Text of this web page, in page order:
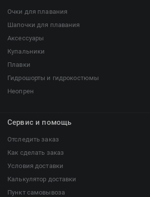
Очки для плавания
Шапочки для плавания
Аксессуары
Купальники
Плавки
Гидрошорты и гидрокостюмы
Неопрен
Сервис и помощь
Отследить заказ
Как сделать заказ
Условия доставки
Калькулятор доставки
Пункт самовывоза